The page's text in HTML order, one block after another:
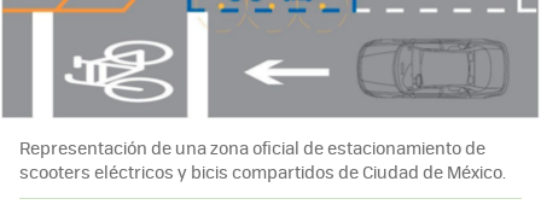
Representación de una zona oficial de estacionamiento de
scooters eléctricos y bicis compartidos de Ciudad de México.